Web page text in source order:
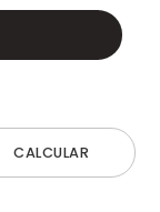
CALCULAR